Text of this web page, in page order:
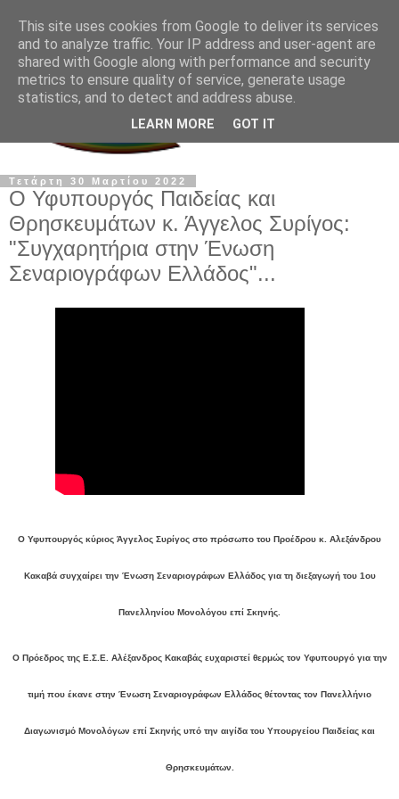
Τετάρτη 30 Μαρτίου 2022
O Υφυπουργός Παιδείας και
Θρησκευμάτων κ. Άγγελος Συρίγος:
"Συγχαρητήρια στην Ένωση
Σεναριογράφων Ελλάδος"...
Ο Υφυπουργός κύριος Άγγελος Συρίγος στο πρόσωπο του Προέδρου κ. Αλεξάνδρου
Κακαβά συγχαίρει την Ένωση Σεναριογράφων Ελλάδος για τη διεξαγωγή του 1ου
Πανελληνίου Μονολόγου επί Σκηνής.
Ο Πρόεδρος της Ε.Σ.Ε. Αλέξανδρος Κακαβάς ευχαριστεί θερμώς τον Υφυπουργό για την
τιμή που έκανε στην Ένωση Σεναριογράφων Ελλάδος θέτοντας τον Πανελλήνιο
Διαγωνισμό Μονολόγων επί Σκηνής υπό την αιγίδα του Υπουργείου Παιδείας και
Θρησκευμάτων.
This site uses cookies from Google to deliver its services
and to analyze traffic. Your IP address and user-agent are
shared with Google along with performance and security
metrics to ensure quality of service, generate usage
statistics, and to detect and address abuse.
LEARN MORE GOT IT